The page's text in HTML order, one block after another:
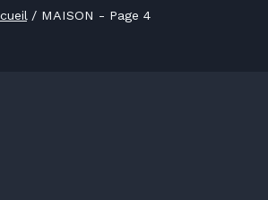
/ MAISON - Page 4